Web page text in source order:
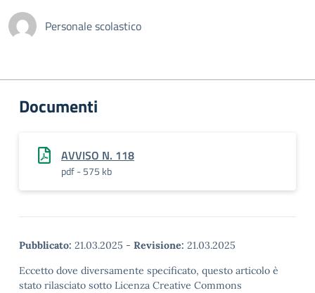
Personale scolastico
Documenti
AVVISO N. 118
pdf - 575 kb
Pubblicato: 21.03.2025 - Revisione: 21.03.2025
Eccetto dove diversamente specificato, questo articolo è
stato rilasciato sotto Licenza Creative Commons